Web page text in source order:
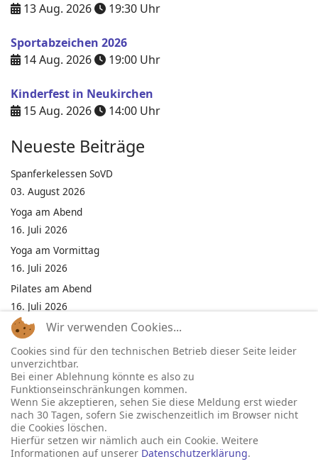
13 Aug. 2026
19:30 Uhr
Sportabzeichen 2026
14 Aug. 2026
19:00 Uhr
Kinderfest in Neukirchen
15 Aug. 2026
14:00 Uhr
Neueste Beiträge
Spanferkelessen SoVD
03. August 2026
Yoga am Abend
16. Juli 2026
Yoga am Vormittag
16. Juli 2026
Pilates am Abend
16. Juli 2026
Jumping Fitness Intervall
16. Juli 2026
Jumping Fitness Erwachsene
16. Juli 2026
Kinderfest in Neukirchen
16. Juli 2026
Wir verwenden Cookies...
Cookies sind für den technischen Betrieb dieser Seite leider
unverzichtbar.
Bei einer Ablehnung könnte es also zu
Funktionseinschränkungen kommen.
Wenn Sie akzeptieren, sehen Sie diese Meldung erst wieder
nach 30 Tagen, sofern Sie zwischenzeitlich im Browser nicht
die Cookies löschen.
Hierfür setzen wir nämlich auch ein Cookie. Weitere
Informationen auf unserer Datenschutzerklärung.